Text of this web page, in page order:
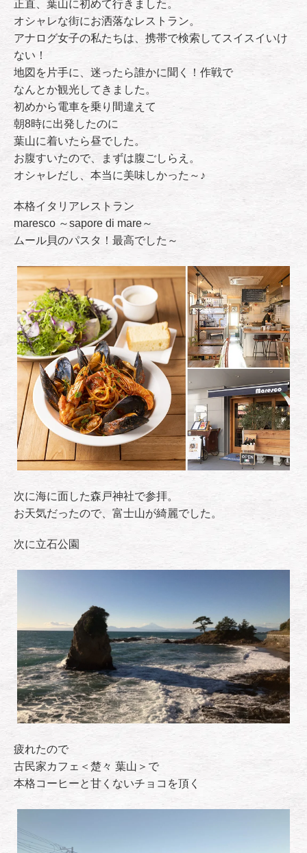
正直、葉山に初めて行きました。
オシャレな街にお洒落なレストラン。
アナログ女子の私たちは、携帯で検索してスイスイいけ
ない！
地図を片手に、迷ったら誰かに聞く！作戦で
なんとか観光してきました。
初めから電車を乗り間違えて
朝8時に出発したのに
葉山に着いたら昼でした。
お腹すいたので、まずは腹ごしらえ。
オシャレだし、本当に美味しかった～♪
本格イタリアレストラン
maresco ～sapore di mare～
ムール貝のパスタ！最高でした～
次に海に面した森戸神社で参拝。
お天気だったので、富士山が綺麗でした。
次に立石公園
疲れたので
古民家カフェ＜楚々 葉山＞で
本格コーヒーと甘くないチョコを頂く